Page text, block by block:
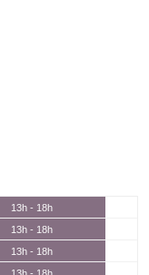
13h - 18h
13h - 18h
13h - 18h
13h - 18h